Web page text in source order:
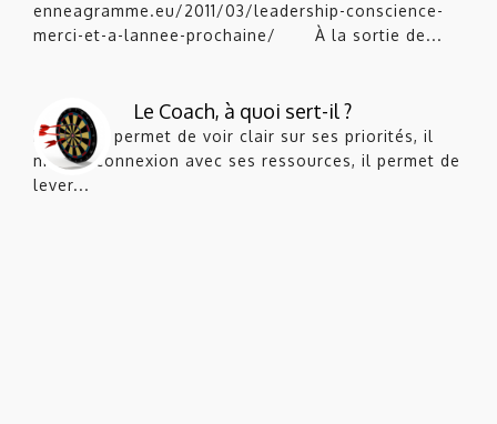
enneagramme.eu/2011/03/leadership-conscience-
merci-et-a-lannee-prochaine/ À la sortie de...
Le Coach, à quoi sert-il ?
Le Coach permet de voir clair sur ses priorités, il
met en connexion avec ses ressources, il permet de
lever...